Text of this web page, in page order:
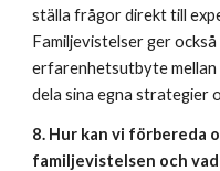
ställa frågor direkt till
Familjevistelser ger
erfarenhetsutbyte mellan
dela sina egna strategier
8. Hur kan vi förbereda
familjevistelsen och